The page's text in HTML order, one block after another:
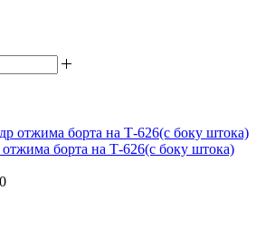
борта на Т-626(с боку штока)